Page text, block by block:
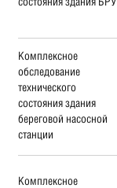
Комплексное
обследование
технического
состояния здания
береговой насосной
станции
Комплексное